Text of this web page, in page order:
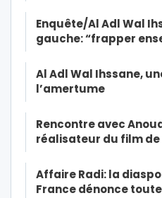
Enquête/Al Adl Wal
gauche: “frapper
Al Adl Wal Ihssane,
l’amertume
Rencontre avec
réalisateur du film
Affaire Radi: la
France dénonce